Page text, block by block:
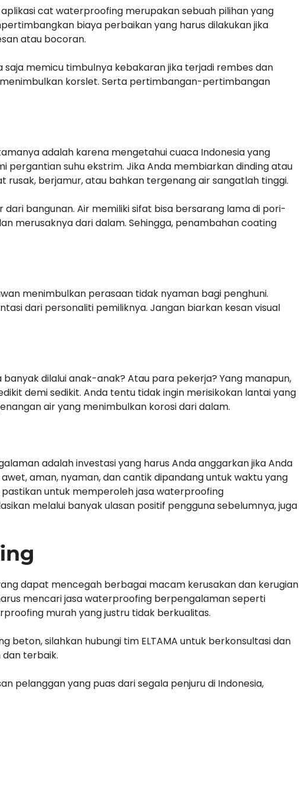
cat waterproofing merupakan sebuah pilihan yang
biaya perbaikan yang harus dilakukan jika
atau bocoran.
saja memicu timbulnya kebakaran jika terjadi rembes dan
korslet. Serta pertimbangan-pertimbangan
adalah karena mengetahui cuaca Indonesia yang
pergantian suhu ekstrim. Jika Anda membiarkan dinding atau
rusak, berjamur, atau bahkan tergenang air sangatlah tinggi.
dari bangunan. Air memiliki sifat bisa bersarang lama di pori-
merusaknya dari dalam. Sehingga, penambahan coating
menimbulkan perasaan tidak nyaman bagi penghuni.
dari personaliti pemiliknya. Jangan biarkan kesan visual
dilalui anak-anak? Atau para pekerja? Yang manapun,
demi sedikit. Anda tentu tidak ingin merisikokan lantai yang
air yang menimbulkan korosi dari dalam.
adalah investasi yang harus Anda anggarkan jika Anda
aman, nyaman, dan cantik dipandang untuk waktu yang
untuk memperoleh jasa waterproofing
melalui banyak ulasan positif pengguna sebelumnya, juga
dapat mencegah berbagai macam kerusakan dan kerugian
mencari jasa waterproofing berpengalaman seperti
murah yang justru tidak berkualitas.
beton, silahkan hubungi tim ELTAMA untuk berkonsultasi dan
terbaik.
pelanggan yang puas dari segala penjuru di Indonesia,